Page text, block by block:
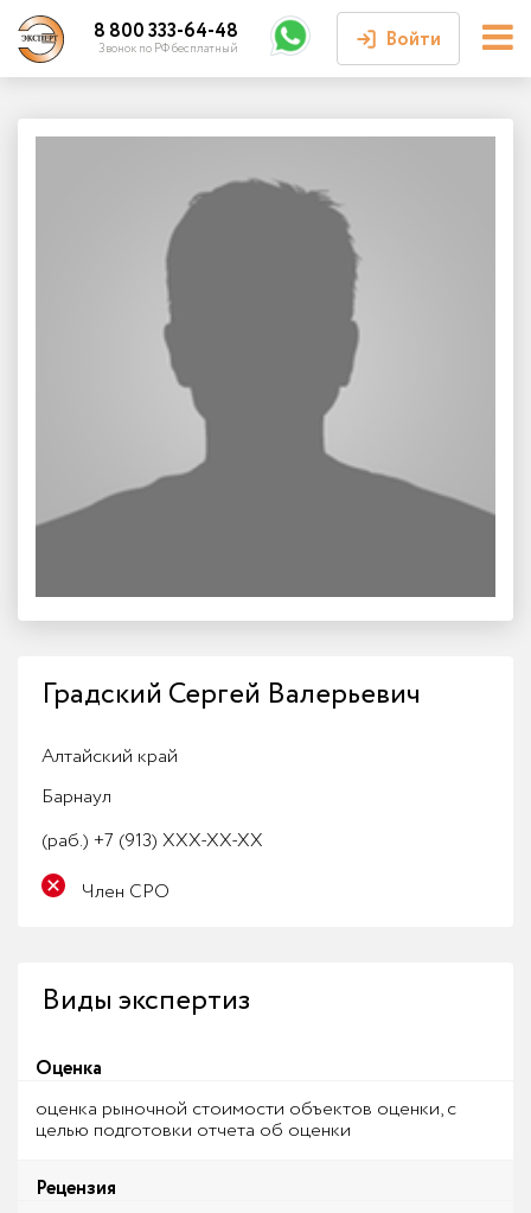
Войти
Войти или
зарегистрироваться
Личный кабинет
8 800 333-64-48
Звонок по РФ бесплатный
Градский Сергей Валерьевич
Алтайский край
Барнаул
(раб.) +7 (913) XXX-XX-XX
Член СРО
Виды экспертиз
Оценка
оценка рыночной стоимости объектов оценки, с
целью подготовки отчета об оценки
Рецензия